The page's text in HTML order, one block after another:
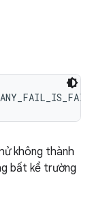
ANY_FAIL_IS_FAIL
không thành
bất kể trường